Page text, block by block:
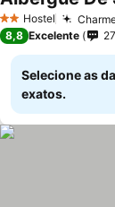
2 Estrelas
Hostel
8,8 Excelente
Selecione as
exatos.